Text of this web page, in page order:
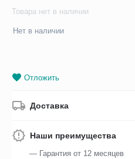
Товара нет в наличии
Нет в наличии
Отложить
Доставка
Наши преимущества
— Гарантия от 12 месяцев